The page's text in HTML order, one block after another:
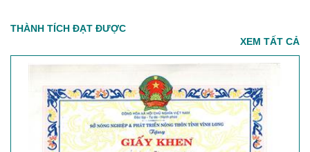
THÀNH TÍCH ĐẠT ĐƯỢC
XEM TẤT CẢ